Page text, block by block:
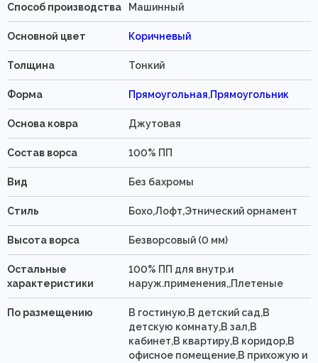
Способ производства Машинный
Основной цвет Коричневый
Толщина Тонкий
Форма Прямоугольная,Прямоугольник
Основа ковра Джутовая
Состав ворса 100% ПП
Вид Без бахромы
Стиль Бохо,Лофт,Этнический орнамент
Высота ворса Безворсовый (0 мм)
Остальные
характеристики
100% ПП для внутр.и
наруж.применения,,Плетеные
По размещению
В гостиную,В детский сад,В
детскую комнату,В зал,В
кабинет,В квартиру,В коридор,В
офисное помещение,В прихожую и